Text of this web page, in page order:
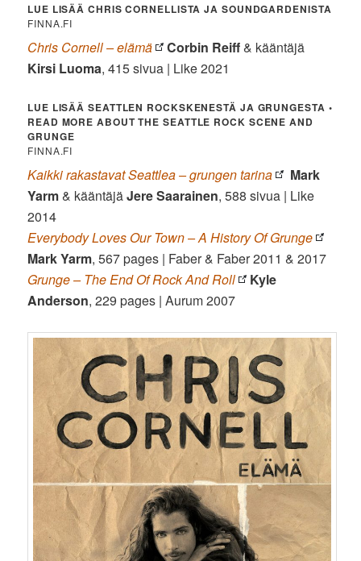
LUE LISÄÄ CHRIS CORNELLISTA JA SOUNDGARDENISTA
FINNA.FI
Chris Cornell – elämä Corbin Reiff& kääntäjä
Kirsi Luoma, 415 sivua | Like 2021
LUE LISÄÄ SEATTLEN ROCKSKENESTÄ JA GRUNGESTA •
READ MORE ABOUT THE SEATTLE ROCK SCENE AND
GRUNGE
FINNA.FI
Kaikki rakastavat Seattlea – grungen tarina
Mark
Yarm& kääntäjäJereSaarainen, 588 sivua | Like
2014
Everybody Loves Our Town – A History Of Grunge
Mark Yarm, 567 pages | Faber & Faber 2011 & 2017
Grunge – The End Of Rock And Roll
Kyle
Anderson, 229 pages | Aurum 2007